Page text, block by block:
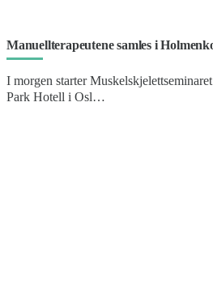
Manuellterapeutene samles i
I morgen starter
Park Hotell i Osl…